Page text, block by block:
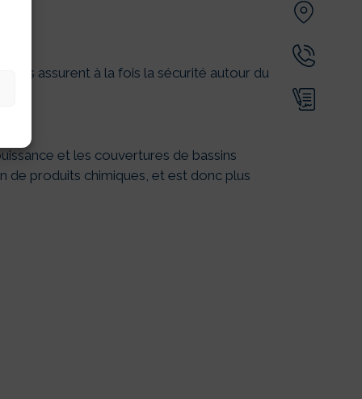
Ils assurent à la fois la sécurité autour du
et les couvertures de bassins
de produits chimiques, et est donc plus